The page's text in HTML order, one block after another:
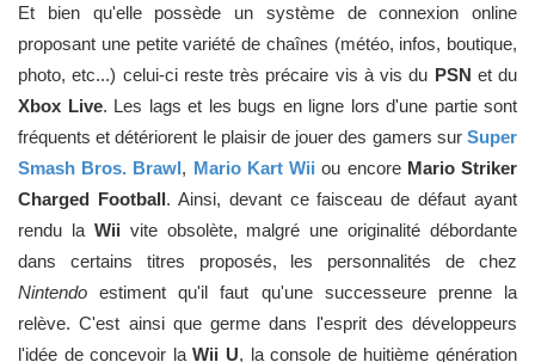
Et bien qu'elle possède un système de connexion online
proposant une petite variété de chaînes (météo, infos, boutique,
photo, etc...) celui-ci reste très précaire vis à vis du PSN et du
Xbox Live. Les lags et les bugs en ligne lors d'une partie sont
fréquents et détériorent le plaisir de jouer des gamers sur Super
Smash Bros. Brawl, Mario Kart Wii ou encore Mario Striker
Charged Football. Ainsi, devant ce faisceau de défaut ayant
rendu la Wii vite obsolète, malgré une originalité débordante
dans certains titres proposés, les personnalités de chez
Nintendo estiment qu'il faut qu'une successeure prenne la
relève. C'est ainsi que germe dans l'esprit des développeurs
l'idée de concevoir laWii U, la console de huitième génération